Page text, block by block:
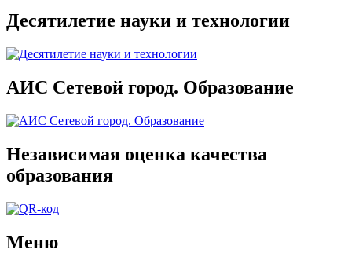
Десятилетие науки и технологии
АИС Сетевой город. Образование
Независимая оценка качества
образования
Меню